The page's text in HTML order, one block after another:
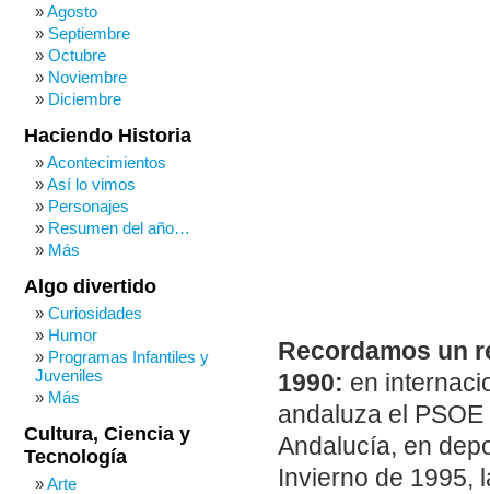
Recordamos un
1990: en
andaluza el
Andalucía, en
Invierno de 1995,
Agosto
Septiembre
Octubre
Noviembre
Diciembre
Haciendo Historia
Acontecimientos
Así lo vimos
Personajes
Resumen del año…
Más
Algo divertido
Curiosidades
Humor
Programas Infantiles y
Juveniles
Más
Cultura, Ciencia y
Tecnología
Arte